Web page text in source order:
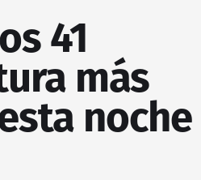
41
más
noche